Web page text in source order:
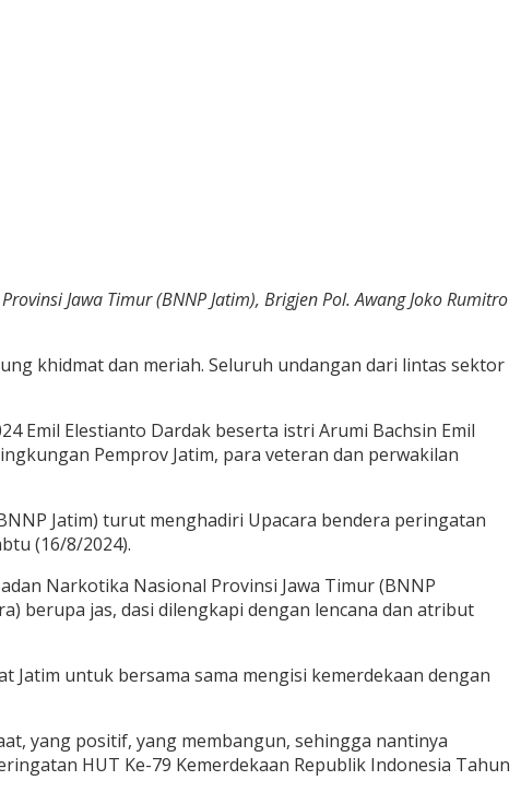
Jawa Timur (BNNP Jatim), Brigjen Pol. Awang Joko Rumitro
khidmat dan meriah. Seluruh undangan dari lintas sektor
Emil Elestianto Dardak beserta istri Arumi Bachsin Emil
Pemprov Jatim, para veteran dan perwakilan
Jatim) turut menghadiri Upacara bendera peringatan
(16/8/2024).
Narkotika Nasional Provinsi Jawa Timur (BNNP
berupa jas, dasi dilengkapi dengan lencana dan atribut
Jatim untuk bersama sama mengisi kemerdekaan dengan
yang positif, yang membangun, sehingga nantinya
HUT Ke-79 Kemerdekaan Republik Indonesia Tahun